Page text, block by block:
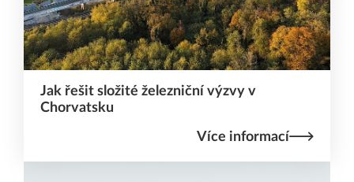
Jak řešit složité železniční výzvy v
Chorvatsku
Více informací